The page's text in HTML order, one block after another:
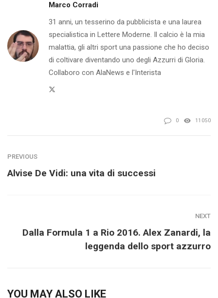
Marco Corradi
31 anni, un tesserino da pubblicista e una laurea
specialistica in Lettere Moderne. Il calcio è la mia
malattia, gli altri sport una passione che ho deciso
di coltivare diventando uno degli Azzurri di Gloria.
Collaboro con AlaNews e l'Interista
0 11050
PREVIOUS
Alvise De Vidi: una vita di successi
NEXT
Dalla Formula 1 a Rio 2016. Alex Zanardi, la
leggenda dello sport azzurro
YOU MAY ALSO LIKE